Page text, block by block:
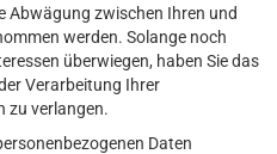
Abwägung zwischen Ihren und
werden. Solange noch
überwiegen, haben Sie das
Verarbeitung Ihrer
zu verlangen.
Daten